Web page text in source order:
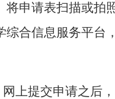
将申请表扫描或拍
综合信息服务平台
网上提交申请之后